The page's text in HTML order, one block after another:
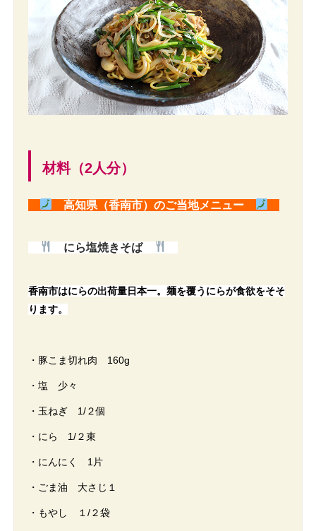
材料（2人分）
高知県（香南市）のご当地メニュー
にら塩焼きそば
香南市はにらの出荷量日本一。麺を覆うにらが食欲をそそ
ります。
・豚こま切れ肉 160g
・塩 少々
・玉ねぎ 1/２個
・にら 1/２束
・にんにく 1片
・ごま油 大さじ１
・もやし １/２袋